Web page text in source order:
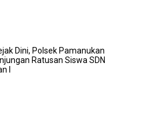
Dini, Polsek Pamanukan
Ratusan Siswa SDN
I